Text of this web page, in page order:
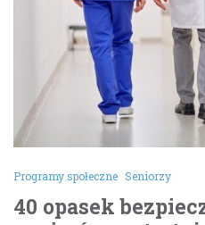
Programy społeczne Seniorzy
40 opasek